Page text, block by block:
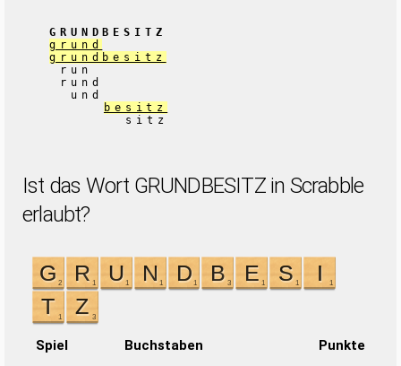
GRUNDBESITZ
grund
grundbesitz
run
rund
und
besitz
sitz
Ist das Wort GRUNDBESITZ in Scrabble
erlaubt?
Spiel Buchstaben Punkte